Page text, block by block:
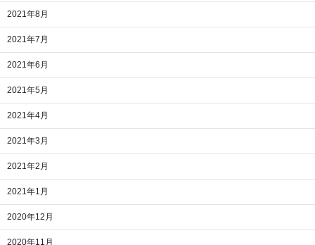
2021年8月
2021年7月
2021年6月
2021年5月
2021年4月
2021年3月
2021年2月
2021年1月
2020年12月
2020年11月